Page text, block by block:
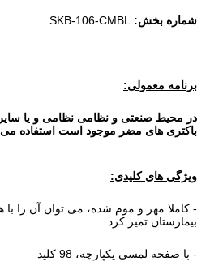
شماره بخش:
برنامه معمولی:
در محیط صنعتی و نظامی نظامی و یا
باکتری های مضر موجود است استفاده
ویژگی های کلیدی:
- کاملا مهر و موم شده، می توان آن را با
بیمارستان تمیز کرد
- با صفحه لمسی یکپارچه، 98 کلید